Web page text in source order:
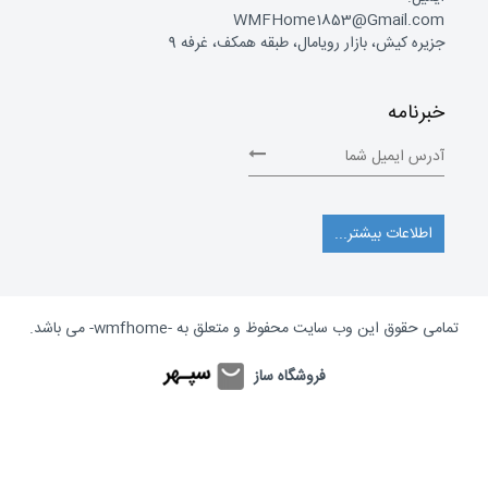
WMFHome1853@Gmail.com
جزیره کیش، بازار رویامال، طبقه همکف، غرفه 9
خبرنامه
اطلاعات بیشتر...
تمامی حقوق این وب سایت محفوظ و متعلق به -wmfhome-
می باشد.
فروشگاه ساز